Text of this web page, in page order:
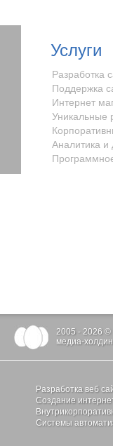
Услуги
Разработка
Поддержка
Интернет
Уникальные
Аналитика и
2005 - 2026
медиа-
Разработка веб
Создание
Системы